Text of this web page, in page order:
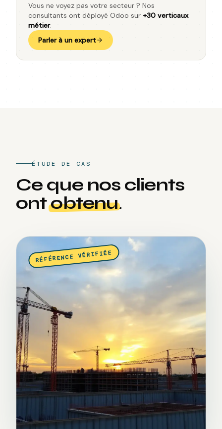
Vous ne voyez pas votre secteur ? Nos
consultants ont déployé Odoo sur +30 verticaux
métier.
Parler à un expert
ÉTUDE DE CAS
Ce que nos clients
ontobtenu.
RÉFÉRENCE VÉRIFIÉE